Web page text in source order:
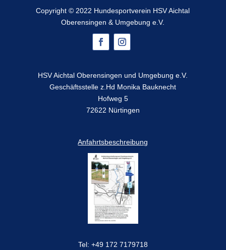
Copyright © 2022 Hundesportverein HSV Aichtal
Oberensingen & Umgebung e.V.
HSV Aichtal Oberensingen und Umgebung e.V.
Geschäftsstelle z.Hd Monika Bauknecht
Hofweg 5
72622 Nürtingen
Anfahrtsbeschreibung
Tel: +49 172 7179718